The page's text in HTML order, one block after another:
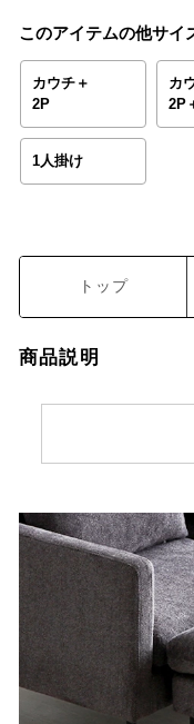
このアイテムの他サイ
カウチ＋
2P
カ
2P
1人掛け
トップ
商品説明